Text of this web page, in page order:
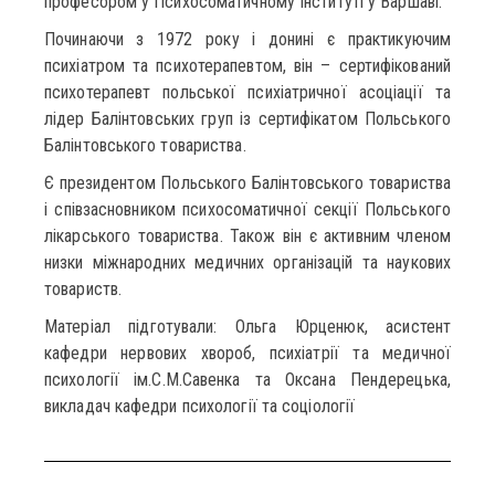
Починаючи з 1972 року і донині є практикуючим
психіатром та психотерапевтом, він – сертифікований
психотерапевт польської психіатричної асоціації та
лідер Балінтовських груп із сертифікатом Польського
Балінтовського товариства.
Є президентом Польського Балінтовського товариства
і співзасновником психосоматичної секції Польського
лікарського товариства. Також він є активним членом
низки міжнародних медичних організацій та наукових
товариств.
Матеріал підготували: Ольга Юрценюк, асистент
кафедри нервових хвороб, психіатрії та медичної
психології ім.С.М.Савенка та Оксана Пендерецька,
викладач кафедри психології та соціології